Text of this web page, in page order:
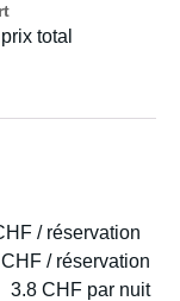
total
/ réservation
/ réservation
3.8 CHF par nuit